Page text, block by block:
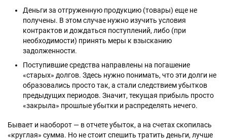
Деньги за отгруженную продукцию (товары) еще не
получены. В этом случае нужно изучить условия
контрактов и дождаться поступлений, либо (при
необходимости) принять меры к взысканию
задолженности.
Поступившие средства направлены на погашение
«старых» долгов. Здесь нужно понимать, что эти долги не
образовались просто так, а стали следствием убытков
предыдущих периодов. Значит, текущая прибыль просто
«закрыла» прошлые убытки и распределять нечего.
Бывает и наоборот — в отчете убыток, а на счетах скопилась
«круглая» сумма. Но не стоит спешить тратить деньги, лучше